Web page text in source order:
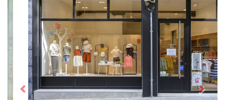
Previous Next